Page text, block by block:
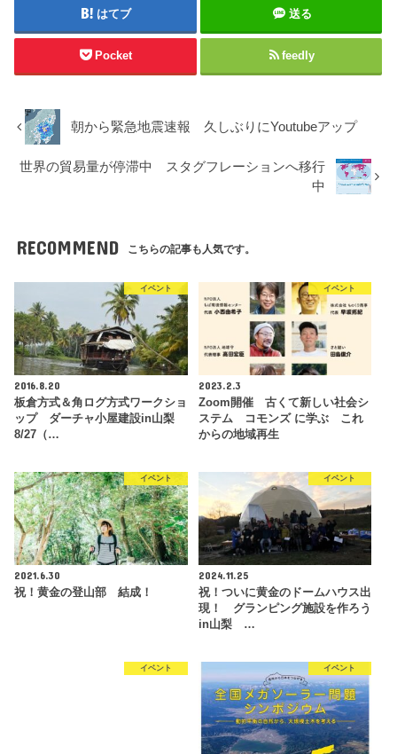
はてブ 送る
Pocket feedly
朝から緊急地震速報 久しぶりにYoutubeアップ
世界の貿易量が停滞中 スタグフレーションへ移行
中
RECOMMEND こちらの記事も人気です。
イベント
2016.8.20
板倉方式＆角ログ方式ワークショ
ップ ダーチャ小屋建設in山梨
8/27（…
イベント
2023.2.3
Zoom開催 古くて新しい社会シ
ステム コモンズ に学ぶ これ
からの地域再生
イベント
2021.6.30
祝！黄金の登山部 結成！
イベント
2024.11.25
祝！ついに黄金のドームハウス出
現！ グランピング施設を作ろう
in山梨 …
イベント イベント